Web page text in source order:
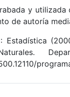
y
de autoría
Estadística